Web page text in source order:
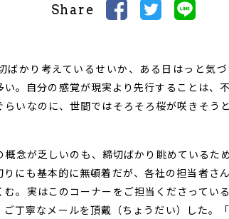
Share
かり考えているせいか、ある日はっと気
い。自分の感覚が現実より先行することは、
いなのに、世間ではそろそろ桜が咲きそう
念が乏しいのも、締切ばかり眺めているた
にも基本的に無頓着だが、各社の担当者さ
。実はこのコーナーをご担当くださってい
丁寧なメールを頂戴（ちょうだい）した。